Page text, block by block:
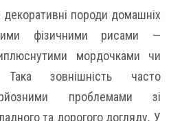
декоративні породи домашніх
фізичними рисами —
мордочками чи
зовнішність часто
проблемами зі
та дорогого догляду. У